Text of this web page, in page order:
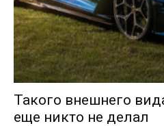
Такого внешнего
еще никто не делал